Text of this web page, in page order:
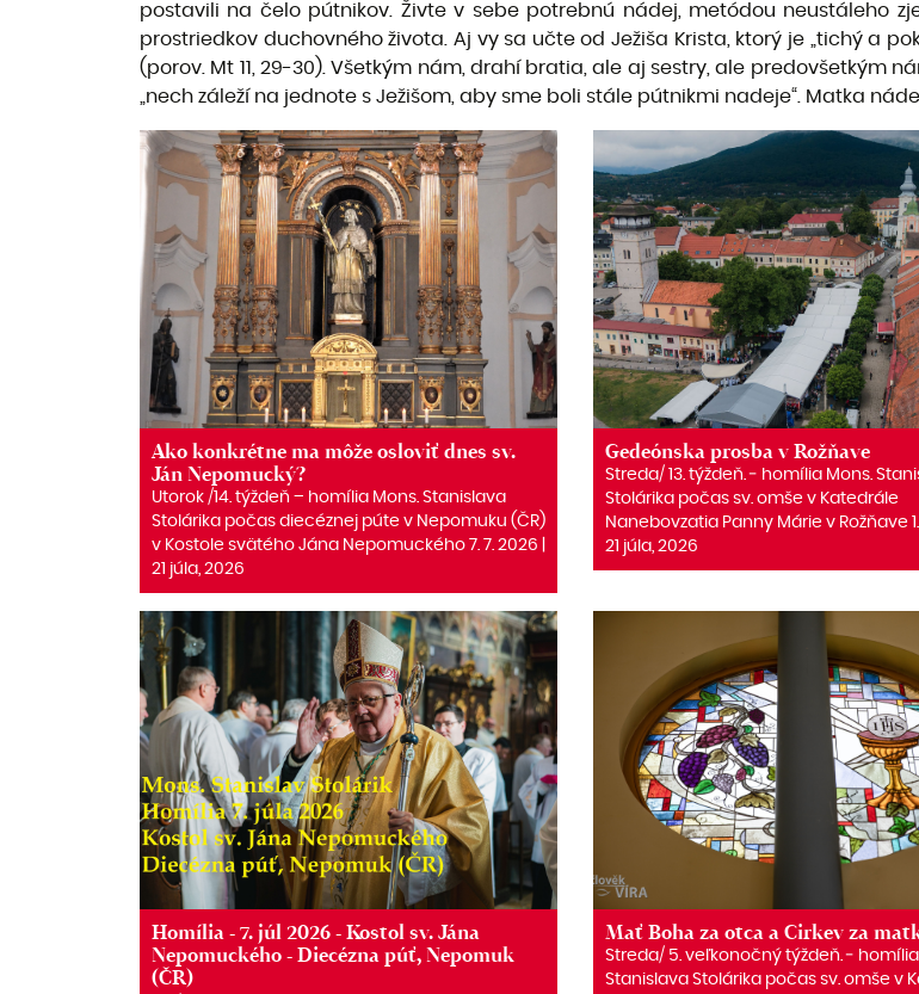
postavili na čelo pútnikov. Živte v sebe potrebnú nádej, metódou neustáleho
prostriedkov duchovného života. Aj vy sa učte od Ježiša Krista, ktorý je „tichý a
(porov. Mt 11, 29-30). Všetkým nám, drahí bratia, ale aj sestry, ale predovšetkým
„nech záleží na jednote s Ježišom, aby sme boli stále pútnikmi nadeje“. Matka
Ako konkrétne ma môže osloviť dnes sv.
Ján Nepomucký?
Utorok /14. týždeň – homília Mons. Stanislava
Stolárika počas diecéznej púte v Nepomuku (ČR)
v Kostole svätého Jána Nepomuckého 7. 7. 2026 |
21 júla, 2026
Gedeónska prosba v Rožňave
Streda/ 13. týždeň. ‒ homília Mons.
Stolárika počas sv. omše v Katedrále
Nanebovzatia Panny Márie v Rožňave 1.
21 júla, 2026
Homília - 7. júl 2026 - Kostol sv. Jána
Nepomuckého - Diecézna púť, Nepomuk
(ČR)
Mať Boha za otca a Cirkev za
Streda/ 5. veľkonočný týždeň. ‒
Stanislava Stolárika počas sv. omše v